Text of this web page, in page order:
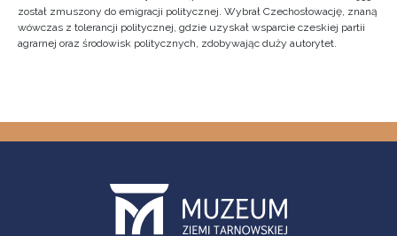
został zmuszony do emigracji politycznej. Wybrał Czechosłowację, znaną
wówczas z tolerancji politycznej, gdzie uzyskał wsparcie czeskiej partii
agrarnej oraz środowisk politycznych, zdobywając duży autorytet.